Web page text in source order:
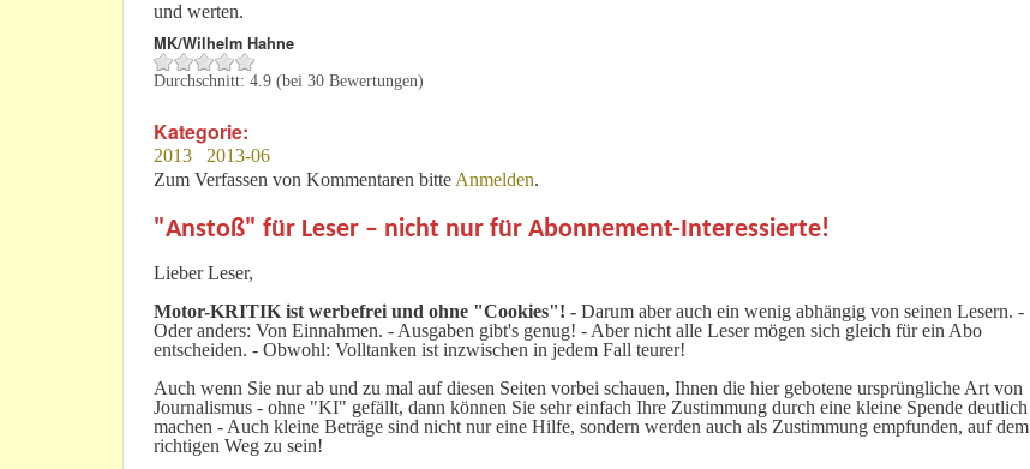
und werten.
MK/Wilhelm Hahne
Durchschnitt: 4.9 (bei 30 Bewertungen)
Kategorie:
2013
2013-06
Zum Verfassen von Kommentaren bitte Anmelden.
"Anstoß" für Leser – nicht nur für Abonnement-Interessierte!
Lieber Leser,
Motor-KRITIK ist werbefrei und ohne "Cookies"! - Darum aber auch ein wenig abhängig von seinen Lesern. -
Oder anders: Von Einnahmen. - Ausgaben gibt's genug! - Aber nicht alle Leser mögen sich gleich für ein Abo
entscheiden. - Obwohl: Volltanken ist inzwischen in jedem Fall teurer!
Auch wenn Sie nur ab und zu mal auf diesen Seiten vorbei schauen, Ihnen die hier gebotene ursprüngliche Art von
Journalismus - ohne "KI" gefällt, dann können Sie sehr einfach Ihre Zustimmung durch eine kleine Spende deutlich
machen - Auch kleine Beträge sind nicht nur eine Hilfe, sondern werden auch als Zustimmung empfunden, auf dem
richtigen Weg zu sein!